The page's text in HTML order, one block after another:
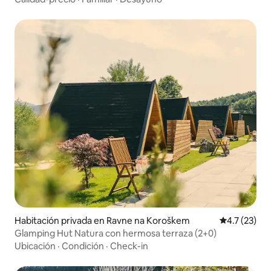
Habitación privada en Ravne na Koroškem Calificación
4.7 (23)
Glamping Hut Natura con hermosa terraza (2+0)
Ubicación · Condición · Check-in